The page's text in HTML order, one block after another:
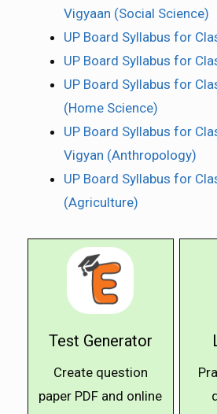
Vigyaan (Social Science)
UP Board Syllabus for
UP Board Syllabus for
UP Board Syllabus for
(Home Science)
UP Board Syllabus for
Vigyan (Anthropology)
UP Board Syllabus for
(Agriculture)
Test Generator
Create question
paper PDF and online